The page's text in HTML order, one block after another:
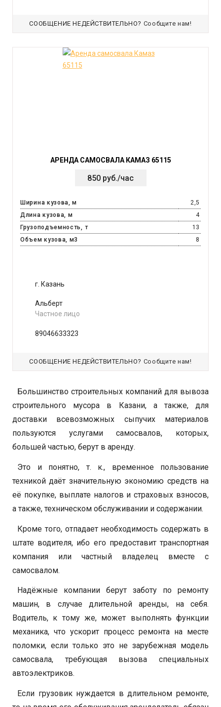
СООБЩЕНИЕ НЕДЕЙСТВИТЕЛЬНО? Сообщите нам!
АРЕНДА САМОСВАЛА КАМАЗ 65115
850 руб./час
Ширина кузова, м
2,5
Длина кузова, м
4
Грузоподъемность, т
13
Объем кузова, м3
8
г. Казань
Альберт
Частное лицо
89046633323
СООБЩЕНИЕ НЕДЕЙСТВИТЕЛЬНО? Сообщите нам!
Большинство строительных компаний для вывоза
строительного мусора в Казани, а также, для
доставки всевозможных сыпучих материалов
пользуются услугами самосвалов, которых,
большей частью, берут в аренду.
Это и понятно, т. к., временное пользование
техникой даёт значительную экономию средств на
её покупке, выплате налогов и страховых взносов,
а также, техническом обслуживании и содержании.
Кроме того, отпадает необходимость содержать в
штате водителя, ибо его предоставит транспортная
компания или частный владелец вместе с
самосвалом.
Надёжные компании берут заботу по ремонту
машин, в случае длительной аренды, на себя.
Водитель, к тому же, может выполнять функции
механика, что ускорит процесс ремонта на месте
поломки, если только это не зарубежная модель
самосвала, требующая вызова специальных
автоэлектриков.
Если грузовик нуждается в длительном ремонте,